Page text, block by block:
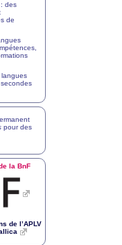
des
de
pour des
la BnF
de l’APLV